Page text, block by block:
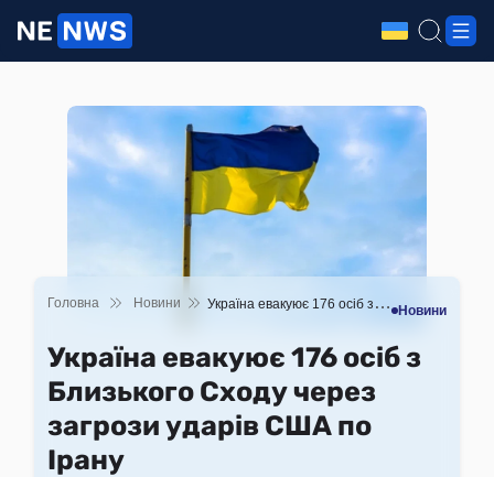
Головна Новини Україна евакуює 176 осіб з Близького Сходу через загрози ударів США по Ірану Новини
Україна евакуює 176 осіб з
Близького Сходу через
загрози ударів США по
Ірану